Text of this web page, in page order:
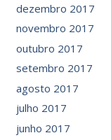
dezembro 2017
novembro 2017
outubro 2017
setembro 2017
agosto 2017
julho 2017
junho 2017